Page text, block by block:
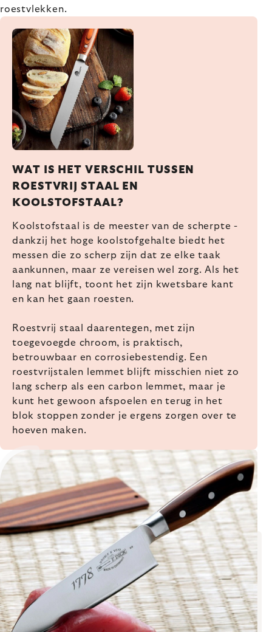
roestvlekken.
WAT IS HET VERSCHIL TUSSEN
ROESTVRIJ STAAL EN
KOOLSTOFSTAAL?
Koolstofstaal is de meester van de scherpte -
dankzij het hoge koolstofgehalte biedt het
messen die zo scherp zijn dat ze elke taak
aankunnen, maar ze vereisen wel zorg. Als het
lang nat blijft, toont het zijn kwetsbare kant
en kan het gaan roesten.
Roestvrij staal daarentegen, met zijn
toegevoegde chroom, is praktisch,
betrouwbaar en corrosiebestendig. Een
roestvrijstalen lemmet blijft misschien niet zo
lang scherp als een carbon lemmet, maar je
kunt het gewoon afspoelen en terug in het
blok stoppen zonder je ergens zorgen over te
hoeven maken.